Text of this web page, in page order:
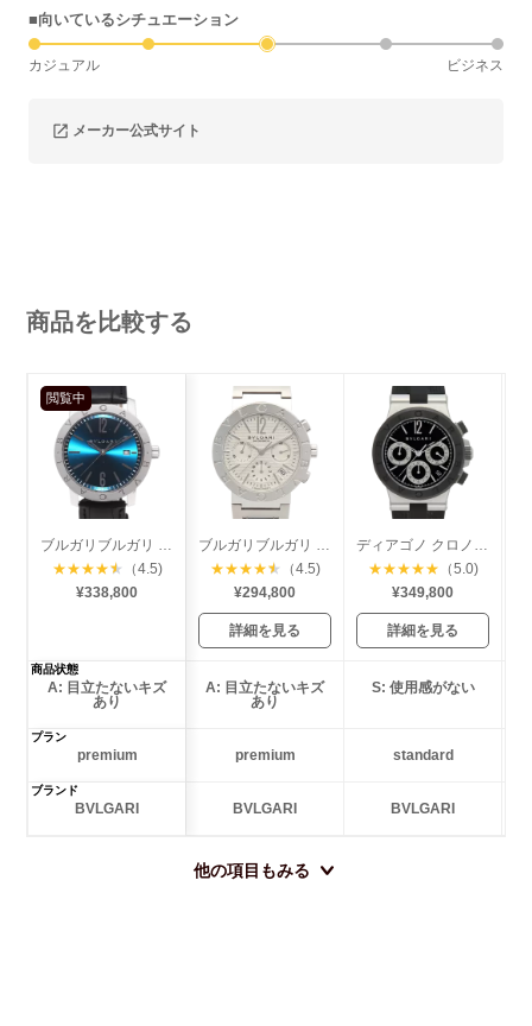
■向いているシチュエーション
カジュアル ビジネス
メーカー公式サイト
商品を比較する
閲覧中
★★★★★
（4.5)
¥338,800
★★★★★
（4.5)
¥294,800
詳細を見る
★★★★★ （5.0)
¥349,800
詳細を見る
商品状態
A: 目立たないキズ
あり
A: 目立たないキズ
あり
S: 使用感がない
プラン
premium premium standard
ブランド
BVLGARI BVLGARI BVLGARI
他の項目もみる